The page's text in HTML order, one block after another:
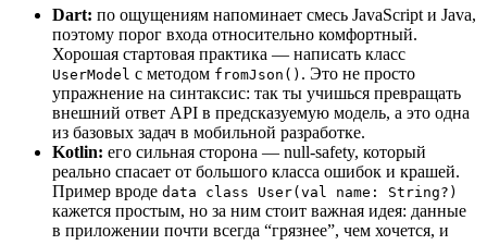
Dart: по ощущениям напоминает смесь JavaScript и Java,
поэтому порог входа относительно комфортный.
Хорошая стартовая практика — написать класс
UserModel с методом fromJson() . Это не просто
упражнение на синтаксис: так ты учишься превращать
внешний ответ API в предсказуемую модель, а это одна
из базовых задач в мобильной разработке.
Kotlin: его сильная сторона — null-safety, который
реально спасает от большого класса ошибок и крашей.
Пример вроде data class User(val name: String?)
кажется простым, но за ним стоит важная идея: данные
в приложении почти всегда “грязнее”, чем хочется, и